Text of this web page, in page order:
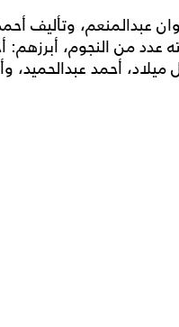
عبدالمنعم، وتأليف
من النجوم، أبرزهم:
ميلاد، أحمد عبدالحميد،